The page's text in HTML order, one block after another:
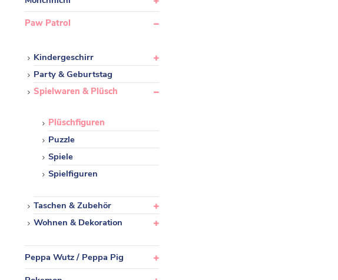
Paw Patrol
Kindergeschirr
Party & Geburtstag
Spielwaren & Plüsch
Plüschfiguren
Puzzle
Spiele
Spielfiguren
Taschen & Zubehör
Wohnen & Dekoration
Peppa Wutz / Peppa Pig